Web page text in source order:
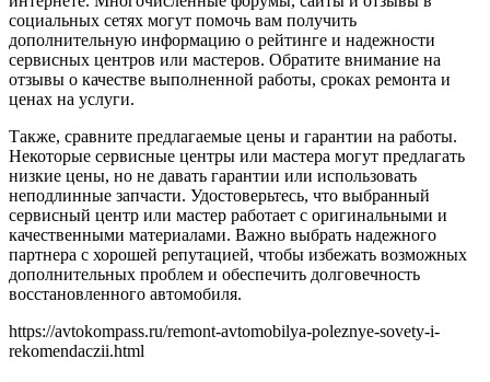
социальных сетях могут помочь вам получить
дополнительную информацию о рейтинге и надежности
сервисных центров или мастеров. Обратите внимание на
отзывы о качестве выполненной работы, сроках ремонта и
ценах на услуги.
Также, сравните предлагаемые цены и гарантии на работы.
Некоторые сервисные центры или мастера могут предлагать
низкие цены, но не давать гарантии или использовать
неподлинные запчасти. Удостоверьтесь, что выбранный
сервисный центр или мастер работает с оригинальными и
качественными материалами. Важно выбрать надежного
партнера с хорошей репутацией, чтобы избежать возможных
дополнительных проблем и обеспечить долговечность
восстановленного автомобиля.
https://avtokompass.ru/remont-avtomobilya-poleznye-sovety-i-
rekomendaczii.html